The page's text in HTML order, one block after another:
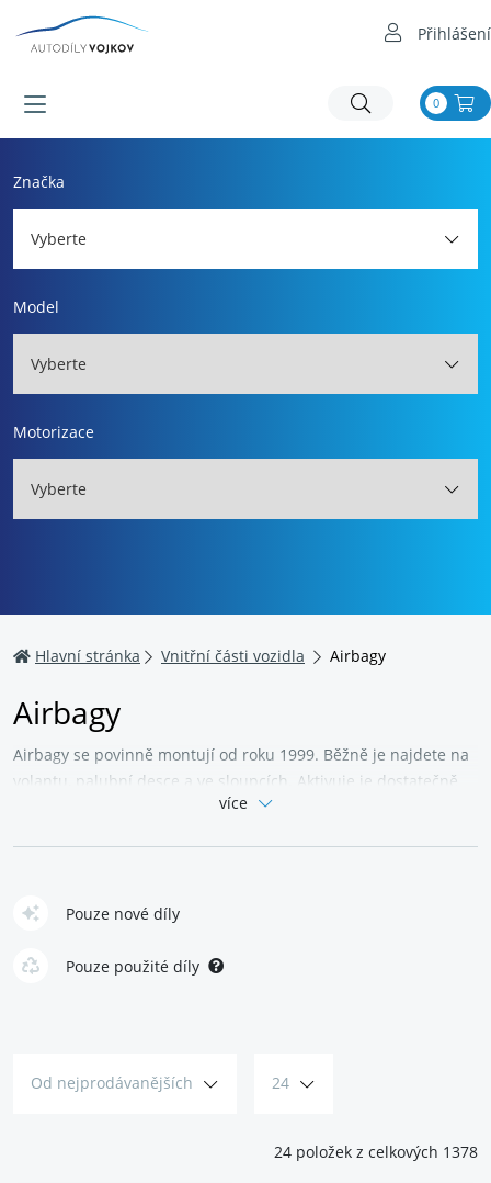
Přihlášení
0
Značka
Vyberte
Model
Vyberte
Motorizace
Vyberte
Hlavní stránka Vnitřní části vozidla Airbagy
Airbagy
Airbagy se povinně montují od roku 1999. Běžně je najdete na
volantu, palubní desce a ve sloupcích. Aktivuje je dostatečně
velký náraz, vaky se nafouknou už za tři setiny sekundy. Při
Airbagy většinou nepotřebují údržbu, mění se v celku.
Nejčastějším důvodem poruchy bývá disfunkce spínačů,
vedení nebo modulu airbagu. Při montáži si dejte pozor na
kvalitu výrobku i práce. Špatně usazený airbag se nemusí
více
Pouze nové díly
Pouze použité díly
Od nejprodávanějších 24
24 položek z celkových 1378